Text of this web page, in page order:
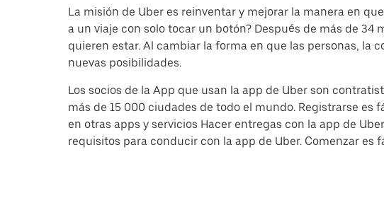
La misión de Uber es reinventar y mejorar la manera en
a un viaje con solo tocar un botón? Después de más de
quieren estar. Al cambiar la forma en que las personas, la
nuevas posibilidades.
Los socios de la App que usan la app de Uber son
más de 15 000 ciudades de todo el mundo. Registrarse es
en otras apps y servicios Hacer entregas con la app de
requisitos para conducir con la app de Uber. Comenzar es